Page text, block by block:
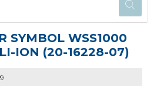
SYMBOL WSS1000
ION (20-16228-07)